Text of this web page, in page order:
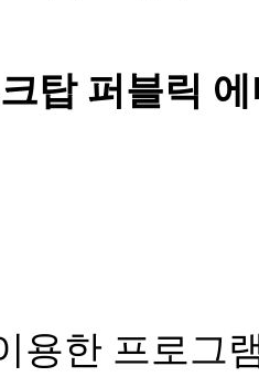
탑 퍼블릭
용한 프로그